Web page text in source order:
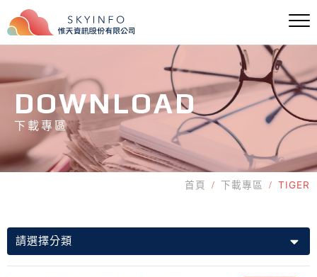
DOWNLOAD
下載專區
首頁 下載專區 TIGER
請選擇分類